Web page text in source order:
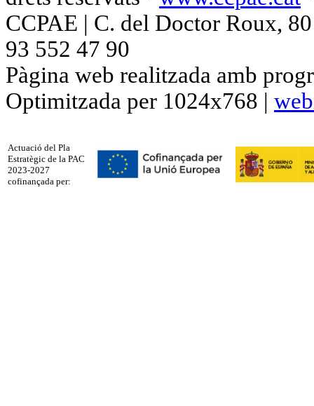
CCPAE | C. del Doctor Roux,
93 552 47 90
Pàgina web realitzada amb
Optimitzada per 1024x768 |
Actuació del Pla
Estratègic de la PAC
2023-2027
cofinançada per: